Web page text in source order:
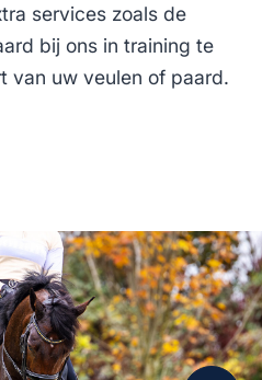
services zoals de
bij ons in training te
van uw veulen of paard.